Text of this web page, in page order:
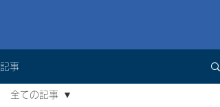
記事
全ての記事